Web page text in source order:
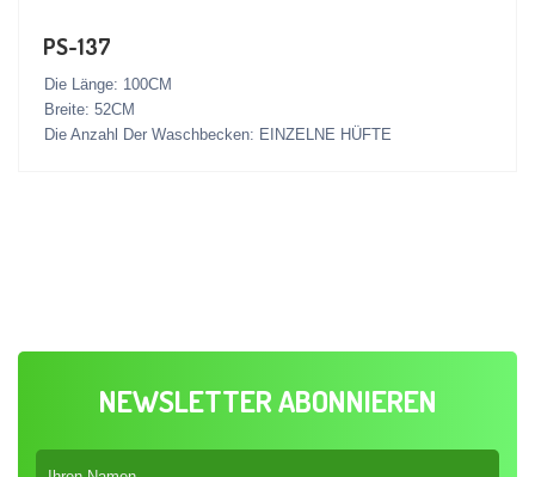
PS-137
Die Länge: 100CM
Breite: 52CM
Die Anzahl Der Waschbecken: EINZELNE HÜFTE
NEWSLETTER ABONNIEREN